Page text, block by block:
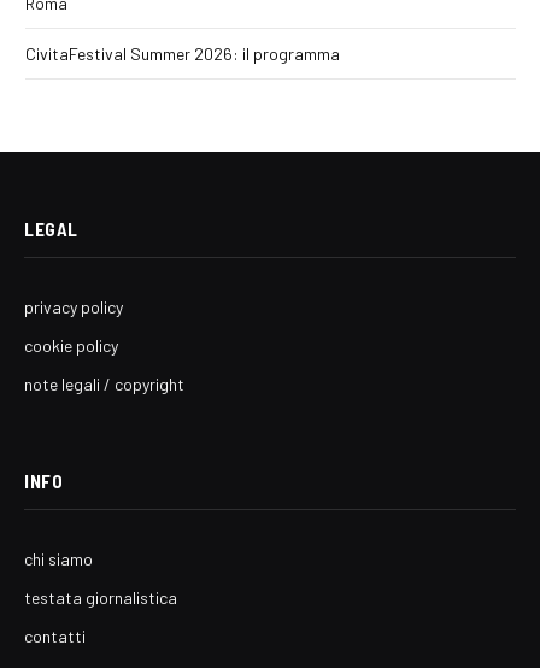
CivitaFestival Summer 2026: il programma
LEGAL
privacy policy
cookie policy
note legali / copyright
INFO
chi siamo
testata giornalistica
contatti